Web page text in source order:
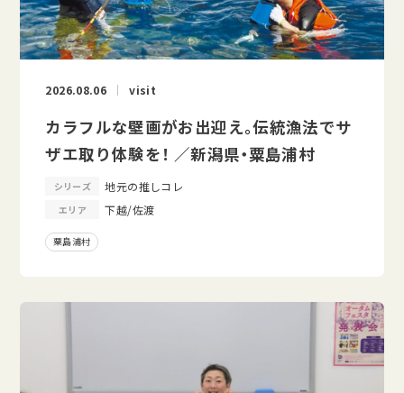
2026.08.06 visit
カラフルな壁画がお出迎え。伝統漁法でサ
ザエ取り体験を！ ／新潟県・粟島浦村
シリーズ 地元の推しコレ
エリア 下越/佐渡
粟島浦村